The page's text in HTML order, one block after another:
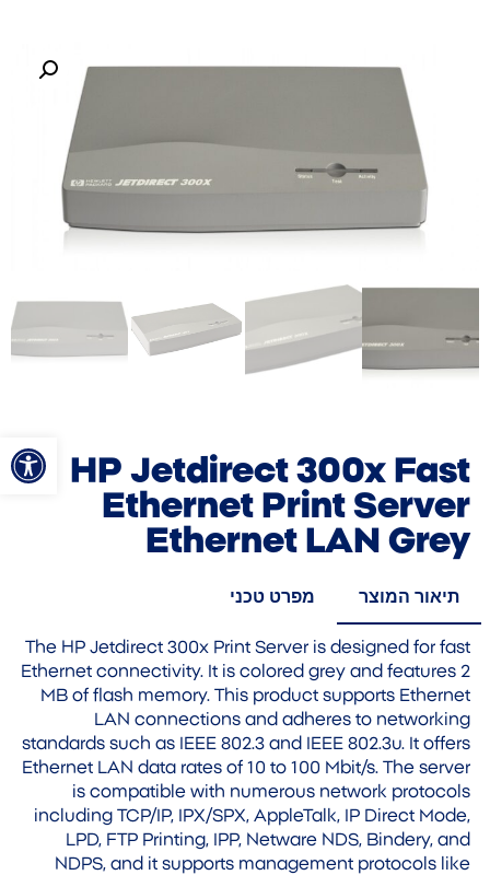
פתח
HP Jetdirect 300x Fast
Ethernet Print Server
Ethernet LAN Grey
תיאור המוצר מפרט טכני
The HP Jetdirect 300x Print Server is designed for fast
Ethernet connectivity. It is colored grey and features 2
MB of flash memory. This product supports Ethernet
LAN connections and adheres to networking
standards such as IEEE 802.3 and IEEE 802.3u. It offers
Ethernet LAN data rates of 10 to 100 Mbit/s. The server
is compatible with numerous network protocols
including TCP/IP, IPX/SPX, AppleTalk, IP Direct Mode,
LPD, FTP Printing, IPP, Netware NDS, Bindery, and
NDPS, and it supports management protocols like